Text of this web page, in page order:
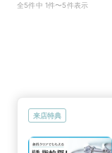
全5件中 1件〜5件表示
来店特典